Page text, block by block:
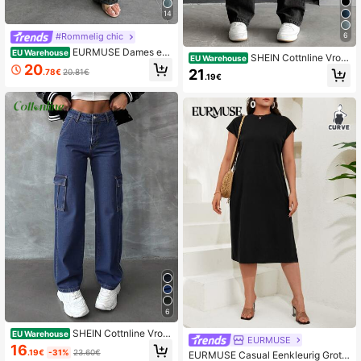
14
#Rommelig chic
EU Warehouse EURMUSE Dames eff
en distressed jeans met rechte pijpe
n
20.78€20.81€
6
EU Warehouse SHEIN Cottnline Vrou
wen Cargo Stijl: Denimbroek Met Z
akken
16.19€ -31% 23.60€
6
EU Warehouse SHEIN Cottnline Vrou
wen Met zakken Jeans
21 .19€
EURMUSE
EURMUSE Casual Eenkleurig Grote